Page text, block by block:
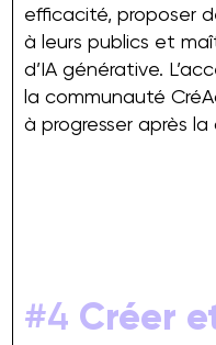
efficacité, proposer
à leurs publics et
d’IA générative.
la communauté
à progresser après
#4 Créer